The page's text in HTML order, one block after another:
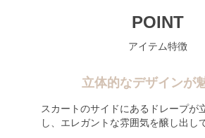
POINT
アイテム特徴
立体的なデザインが
スカートのサイドにあるドレープが
し、エレガントな雰囲気を醸し出し